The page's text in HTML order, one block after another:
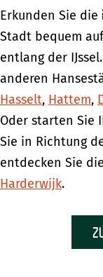
Erkunden Sie die
Stadt bequem
entlang der
anderen
Hasselt, Hattem,
Oder starten Sie
Sie in Richtung
entdecken Sie
Harderwijk.